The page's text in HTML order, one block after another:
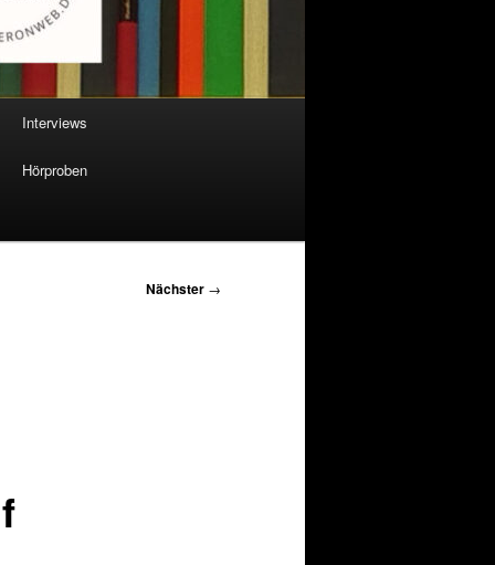
Interviews
Hörproben
Nächster →